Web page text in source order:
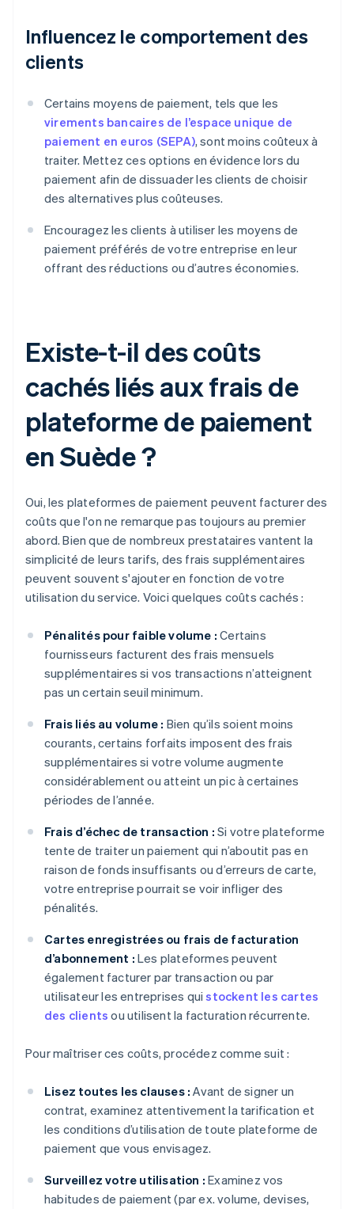
Influencez le comportement des
clients
Certains moyens de paiement, tels que les
virements bancaires de l’espace unique de
paiement en euros (SEPA), sont moins coûteux à
traiter. Mettez ces options en évidence lors du
paiement afin de dissuader les clients de choisir
des alternatives plus coûteuses.
Encouragez les clients à utiliser les moyens de
paiement préférés de votre entreprise en leur
offrant des réductions ou d’autres économies.
Existe-t-il des coûts
cachés liés aux frais de
plateforme de paiement
en Suède ?
Oui, les plateformes de paiement peuvent facturer des
coûts que l'on ne remarque pas toujours au premier
abord. Bien que de nombreux prestataires vantent la
simplicité de leurs tarifs, des frais supplémentaires
peuvent souvent s'ajouter en fonction de votre
utilisation du service. Voici quelques coûts cachés :
Pénalités pour faible volume : Certains
fournisseurs facturent des frais mensuels
supplémentaires si vos transactions n’atteignent
pas un certain seuil minimum.
Frais liés au volume : Bien qu’ils soient moins
courants, certains forfaits imposent des frais
supplémentaires si votre volume augmente
considérablement ou atteint un pic à certaines
périodes de l’année.
Frais d’échec de transaction : Si votre plateforme
tente de traiter un paiement qui n’aboutit pas en
raison de fonds insuffisants ou d’erreurs de carte,
votre entreprise pourrait se voir infliger des
pénalités.
Cartes enregistrées ou frais de facturation
d’abonnement : Les plateformes peuvent
également facturer par transaction ou par
utilisateur les entreprises quistockent les cartes
des clients ou utilisent la facturation récurrente.
Pour maîtriser ces coûts, procédez comme suit :
Lisez toutes les clauses : Avant de signer un
contrat, examinez attentivement la tarification et
les conditions d’utilisation de toute plateforme de
paiement que vous envisagez.
Surveillez votre utilisation : Examinez vos
habitudes de paiement (par ex. volume, devises,